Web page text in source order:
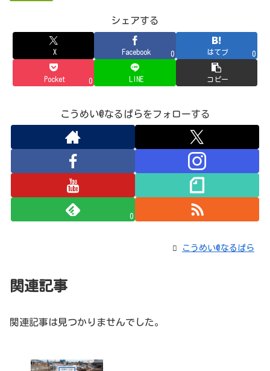
シェアする
X Facebook 0 はてブ 0
Pocket 0 LINE コピー
こうめい@なるぱらをフォローする
0
こうめい@なるぱら
関連記事
関連記事は見つかりませんでした。